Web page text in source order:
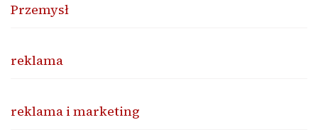
Przemysł
reklama
reklama i marketing